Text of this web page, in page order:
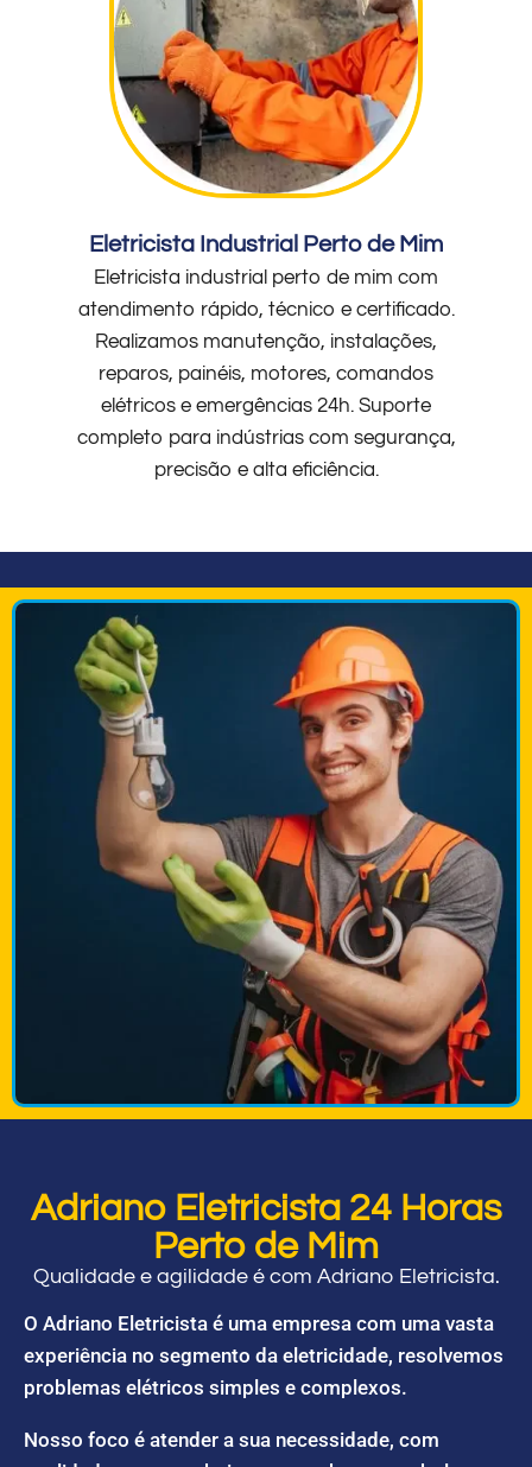
Eletricista Industrial Perto de Mim
Eletricista industrial perto de mim com
atendimento rápido, técnico e certificado.
Realizamos manutenção, instalações,
reparos, painéis, motores, comandos
elétricos e emergências 24h. Suporte
completo para indústrias com segurança,
precisão e alta eficiência.
Adriano Eletricista 24 Horas
Perto de Mim
Qualidade e agilidade é com Adriano Eletricista.
O Adriano Eletricista é uma empresa com uma vasta
experiência no segmento da eletricidade, resolvemos
problemas elétricos simples e complexos.
Nosso foco é atender a sua necessidade, com